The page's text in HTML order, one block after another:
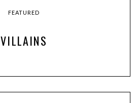
FEATURED
VILLAINS